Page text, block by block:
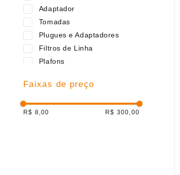
Adaptador
Tomadas
Plugues e Adaptadores
Filtros de Linha
Plafons
Cabo de Telefone
Faixas de preço
R$ 8,00 R$ 300,00